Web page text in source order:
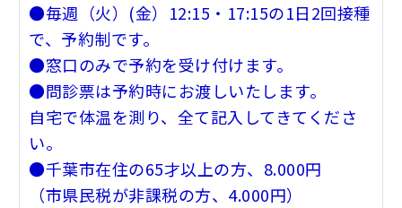
●毎週（火）(金）12:15・17:15の1日2回接種
で、予約制です。
●窓口のみで予約を受け付けます。
●問診票は予約時にお渡しいたします。
自宅で体温を測り、全て記入してきてくださ
い。
●千葉市在住の65才以上の方、8.000円
（市県民税が非課税の方、4.000円）